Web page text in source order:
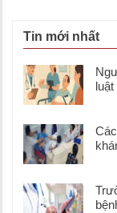
Tin mới nhất